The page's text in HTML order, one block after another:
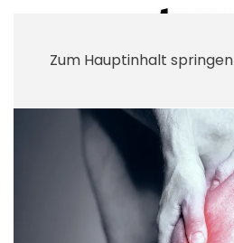
Zum Hauptinhalt springen